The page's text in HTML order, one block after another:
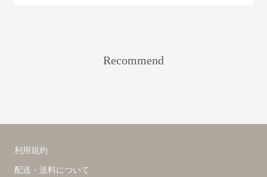
Recommend
利用規約
配送・送料について